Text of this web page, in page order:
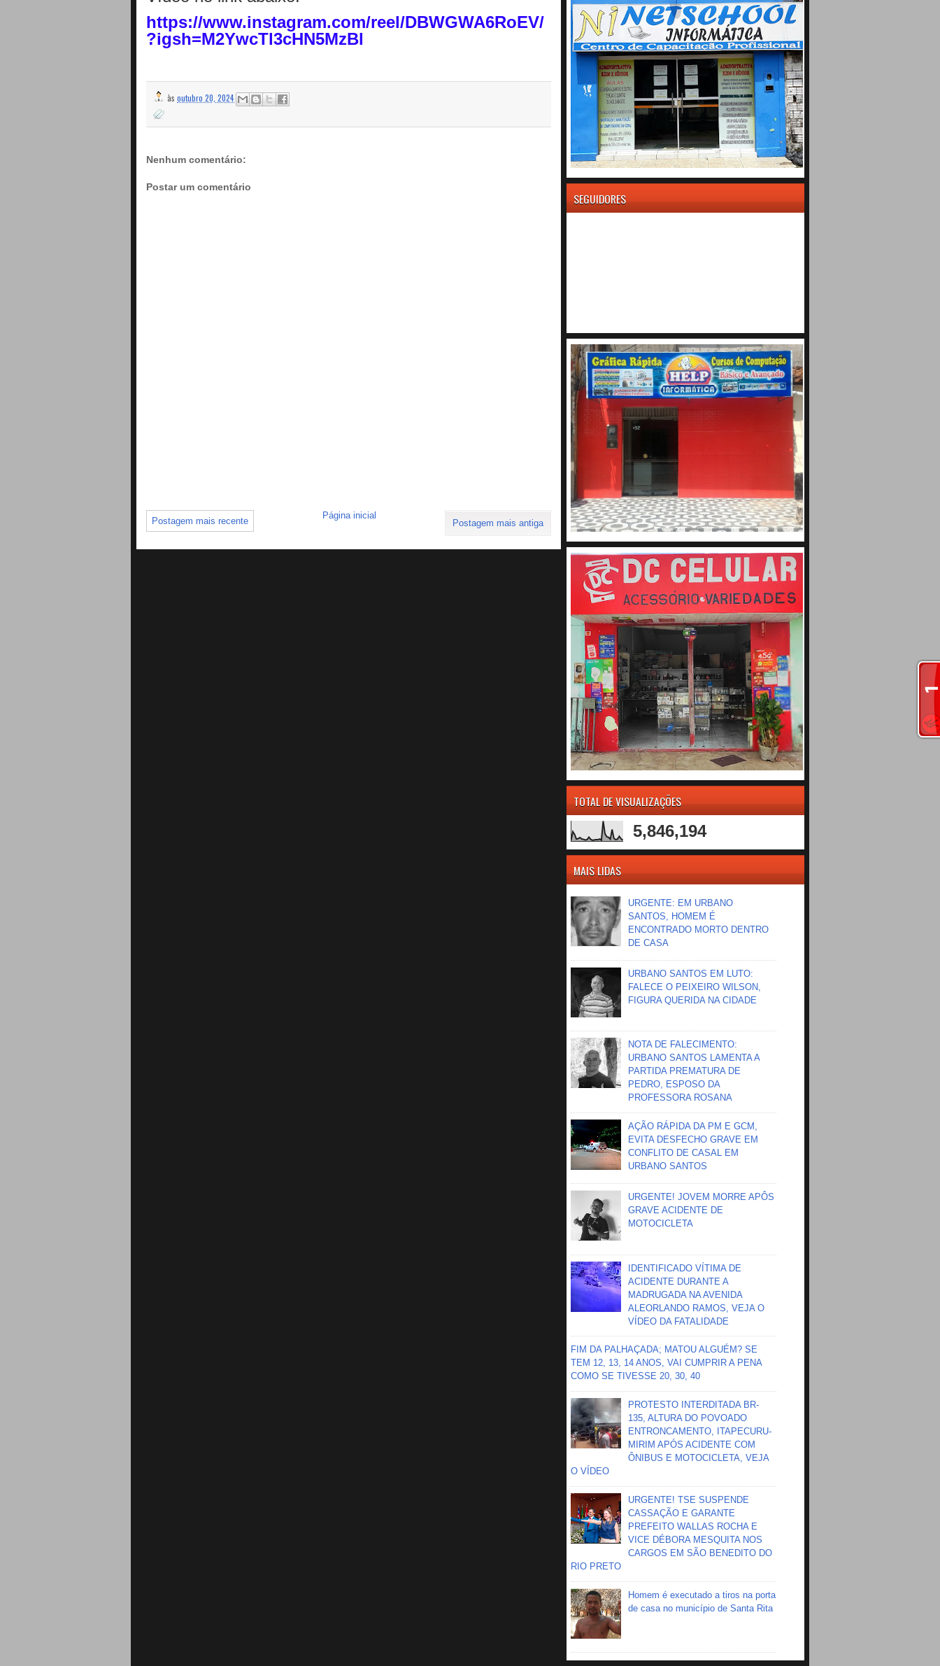
https://www.instagram.com/reel/DBWGWA6RoEV/
?igsh=M2YwcTl3cHN5MzBl
às outubro 20, 2024
Nenhum comentário:
Postar um comentário
Postagem mais recente Postagem mais antiga
Página inicial
SEGUIDORES
TOTAL DE VISUALIZAÇÕES
5,846,194
MAIS LIDAS
URGENTE: EM URBANO
SANTOS, HOMEM É
ENCONTRADO MORTO DENTRO
DE CASA
URBANO SANTOS EM LUTO:
FALECE O PEIXEIRO WILSON,
FIGURA QUERIDA NA CIDADE
NOTA DE FALECIMENTO:
URBANO SANTOS LAMENTA A
PARTIDA PREMATURA DE
PEDRO, ESPOSO DA
PROFESSORA ROSANA
AÇÃO RÁPIDA DA PM E GCM,
EVITA DESFECHO GRAVE EM
CONFLITO DE CASAL EM
URBANO SANTOS
URGENTE! JOVEM MORRE APÔS
GRAVE ACIDENTE DE
MOTOCICLETA
IDENTIFICADO VÍTIMA DE
ACIDENTE DURANTE A
MADRUGADA NA AVENIDA
ALEORLANDO RAMOS, VEJA O
VÍDEO DA FATALIDADE
FIM DA PALHAÇADA; MATOU ALGUÉM? SE
TEM 12, 13, 14 ANOS, VAI CUMPRIR A PENA
COMO SE TIVESSE 20, 30, 40
PROTESTO INTERDITADA BR-
135, ALTURA DO POVOADO
ENTRONCAMENTO, ITAPECURU-
MIRIM APÓS ACIDENTE COM
ÔNIBUS E MOTOCICLETA, VEJA
O VÍDEO
URGENTE! TSE SUSPENDE
CASSAÇÃO E GARANTE
PREFEITO WALLAS ROCHA E
VICE DÉBORA MESQUITA NOS
CARGOS EM SÃO BENEDITO DO
RIO PRETO
Homem é executado a tiros na porta
de casa no município de Santa Rita